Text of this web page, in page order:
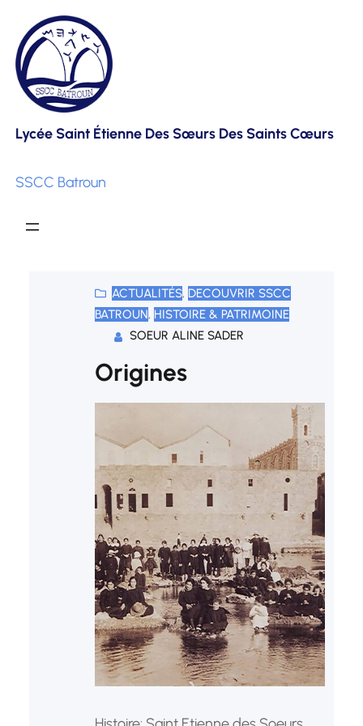
to
content
Lycée Saint Étienne Des Sœurs Des Saints Cœurs
SSCC Batroun
ACTUALITÉS, DECOUVRIR SSCC
BATROUN, HISTOIRE & PATRIMOINE
SOEUR ALINE SADER
Origines